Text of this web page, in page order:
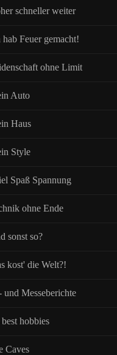
schneller weiter
hab Feuer gemacht!
ohne Limit
Auto
Haus
Style
Spaß Spannung
ohne Ende
sonst so?
kost' die Welt?!
und Messeberichte
hobbies
Caves